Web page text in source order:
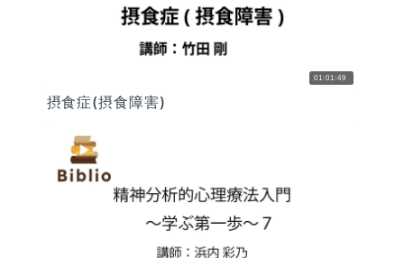
01:01:49
摂食症(摂食障害)